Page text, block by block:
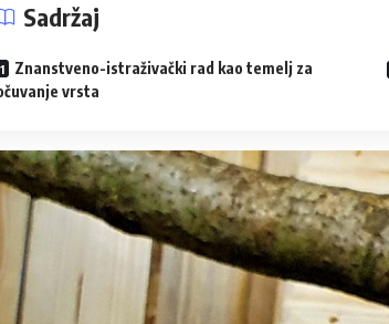
Sadržaj
Znanstveno-istraživački rad kao temelj za
vrsta